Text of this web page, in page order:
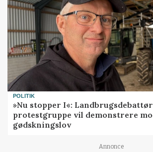
POLITIK
»Nu stopper I«:
protestgruppe vil demonstrere
gødskningslov
Annonce